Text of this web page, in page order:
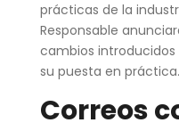
prácticas de la
Responsable
cambios
su puesta en práctica.
Correos